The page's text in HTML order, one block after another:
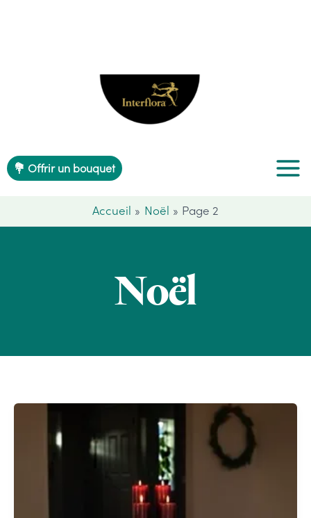
💐 Offrir un bouquet
Accueil Noël Page 2
Noël